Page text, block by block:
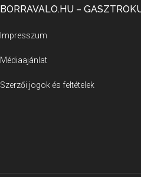
BORRAVALO.HU –
Impresszum
Médiaajánlat
Szerzői jogok és feltételek